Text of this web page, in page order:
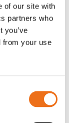
of our site with
partners who
you’ve
from your use
varukorg